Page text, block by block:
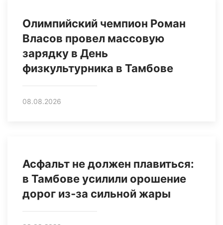
Олимпийский чемпион Роман
Власов провел массовую
зарядку в День
физкультурника в Тамбове
08.08.2026
Асфальт не должен плавиться:
в Тамбове усилили орошение
дорог из‑за сильной жары